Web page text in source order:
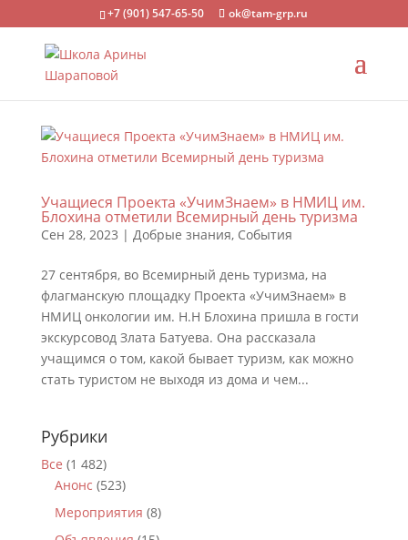
+7 (901) 547-65-50 ok@tam-grp.ru
Учащиеся Проекта «УчимЗнаем» в НМИЦ им.
Блохина отметили Всемирный день туризма
Сен 28, 2023 | Добрые знания, События
27 сентября, во Всемирный день туризма, на
флагманскую площадку Проекта «УчимЗнаем» в
НМИЦ онкологии им. Н.Н Блохина пришла в гости
экскурсовод Злата Батуева. Она рассказала
учащимся о том, какой бывает туризм, как можно
стать туристом не выходя из дома и чем...
Рубрики
Все (1 482)
Анонс (523)
Мероприятия (8)